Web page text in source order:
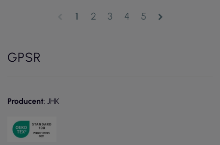
1 2 3 4 5 chevron_right
GPSR
Producent: JHK